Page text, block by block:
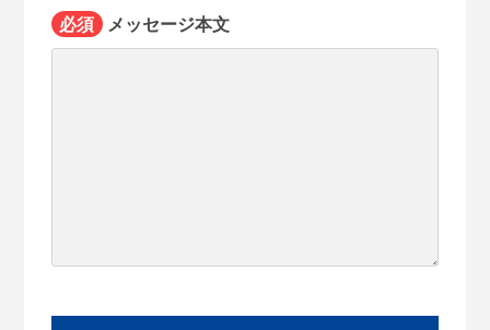
必須 メッセージ本文